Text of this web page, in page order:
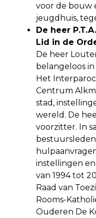
voor de bouw
jeugdhuis,
De heer
Lid in de
De heer
belangeloos in
Het
Centrum
stad,
wereld. De
voorzitter. In
instellingen
van 1994 tot
Raad van
Rooms-
Ouderen De